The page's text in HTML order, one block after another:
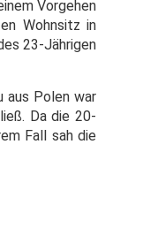
Vorgehen
Wohnsitz in
23-Jährigen
aus Polen war
Da die 20-
Fall sah die